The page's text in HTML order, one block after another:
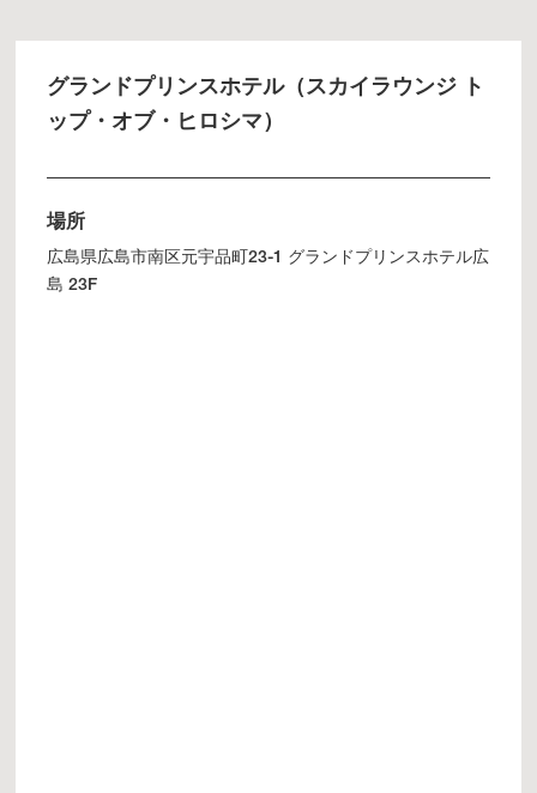
グランドプリンスホテル（スカイラウンジ ト
ップ・オブ・ヒロシマ）
場所
広島県広島市南区元宇品町23-1 グランドプリンスホテル広
島 23F